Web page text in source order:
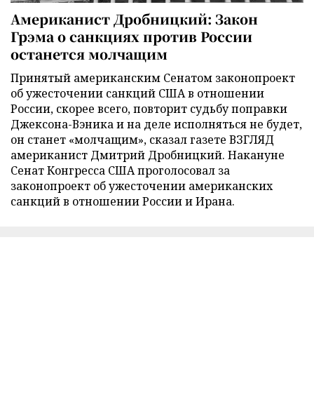
Американист Дробницкий: Закон
Грэма о санкциях против России
останется молчащим
Принятый американским Сенатом законопроект
об ужесточении санкций США в отношении
России, скорее всего, повторит судьбу поправки
Джексона-Вэника и на деле исполняться не будет,
он станет «молчащим», сказал газете ВЗГЛЯД
американист Дмитрий Дробницкий. Накануне
Сенат Конгресса США проголосовал за
законопроект об ужесточении американских
санкций в отношении России и Ирана.